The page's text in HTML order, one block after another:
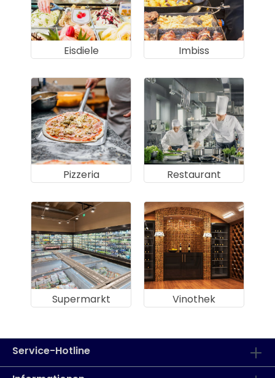
Eisdiele Imbiss
Pizzeria Restaurant
Supermarkt Vinothek
Service-Hotline